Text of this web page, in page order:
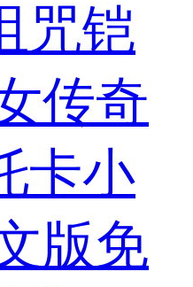
咒铠
传奇
卡小
版免